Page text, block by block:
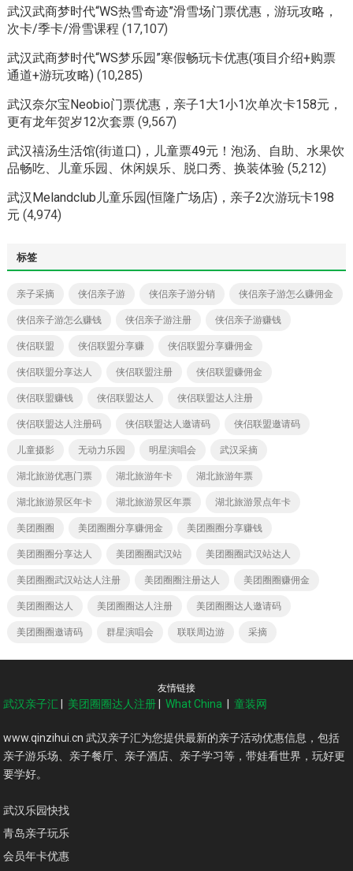
武汉武商梦时代“WS热雪奇迹”滑雪场门票优惠，游玩攻略，
次卡/季卡/滑雪课程 (17,107)
武汉武商梦时代“WS梦乐园”寒假畅玩卡优惠(项目介绍+购票
通道+游玩攻略) (10,285)
武汉奈尔宝Neobio门票优惠，亲子1大1小1次单次卡158元，
更有龙年贺岁12次套票 (9,567)
武汉禧汤生活馆(街道口)，儿童票49元！泡汤、自助、水果饮
品畅吃、儿童乐园、休闲娱乐、脱口秀、换装体验 (5,212)
武汉Melandclub儿童乐园(恒隆广场店)，亲子2次游玩卡198
元 (4,974)
标签
亲子采摘 侠侣亲子游 侠侣亲子游分销 侠侣亲子游怎么赚佣金
侠侣亲子游怎么赚钱 侠侣亲子游注册 侠侣亲子游赚钱
侠侣联盟 侠侣联盟分享赚 侠侣联盟分享赚佣金
侠侣联盟分享达人 侠侣联盟注册 侠侣联盟赚佣金
侠侣联盟赚钱 侠侣联盟达人 侠侣联盟达人注册
侠侣联盟达人注册码 侠侣联盟达人邀请码 侠侣联盟邀请码
儿童摄影 无动力乐园 明星演唱会 武汉采摘
湖北旅游优惠门票 湖北旅游年卡 湖北旅游年票
湖北旅游景区年卡 湖北旅游景区年票 湖北旅游景点年卡
美团圈圈 美团圈圈分享赚佣金 美团圈圈分享赚钱
美团圈圈分享达人 美团圈圈武汉站 美团圈圈武汉站达人
美团圈圈武汉站达人注册 美团圈圈注册达人 美团圈圈赚佣金
美团圈圈达人 美团圈圈达人注册 美团圈圈达人邀请码
美团圈圈邀请码 群星演唱会 联联周边游 采摘
友情链接
武汉亲子汇 美团圈圈达人注册 |What China |童装网
www.qinzihui.cn 武汉亲子汇为您提供最新的亲子活动优惠信息，包括
亲子游乐场、亲子餐厅、亲子酒店、亲子学习等，带娃看世界，玩好更
要学好。
武汉乐园快找
青岛亲子玩乐
会员年卡优惠